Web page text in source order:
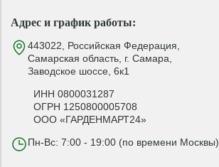
Адрес и график работы:
443022, Российская Федерация,
Самарская область, г. Самара,
Заводское шоссе, 6к1
ИНН 0800031287
ОГРН 1250800005708
ООО «ГАРДЕНМАРТ24»
Пн-Вс: 7:00 - 19:00 (по времени Москвы)